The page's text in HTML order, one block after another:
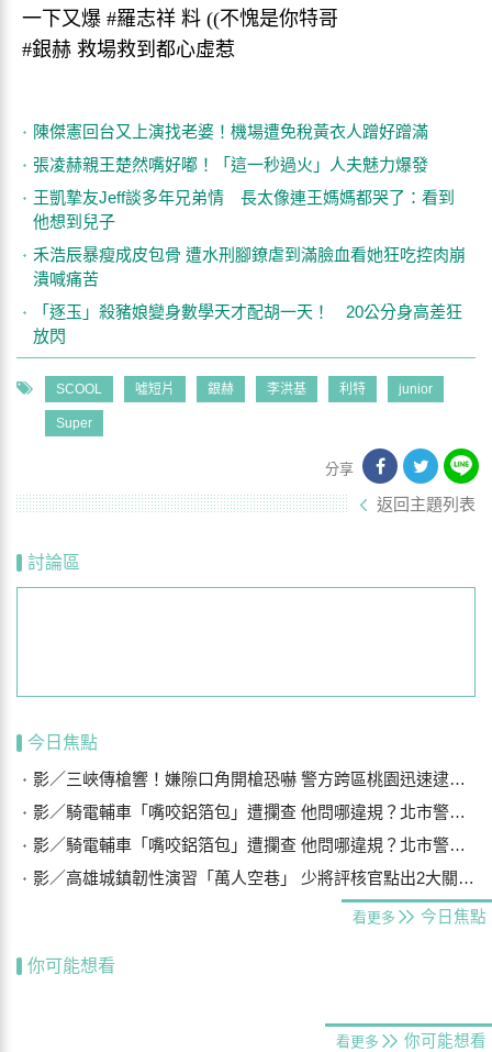
一下又爆 #羅志祥 料 ((不愧是你特哥
#銀赫 救場救到都心虛惹
陳傑憲回台又上演找老婆！機場遭免稅黃衣人蹭好蹭滿
張凌赫親王楚然嘴好嘟！「這一秒過火」人夫魅力爆發
王凱摯友Jeff談多年兄弟情 長太像連王媽媽都哭了：看到
他想到兒子
禾浩辰暴瘦成皮包骨 遭水刑腳鐐虐到滿臉血看她狂吃控肉崩
潰喊痛苦
「逐玉」殺豬娘變身數學天才配胡一天！ 20公分身高差狂
放閃
SCOOL 噓短片 銀赫 李洪基 利特 junior
Super
分享
返回主題列表
討論區
今日焦點
影／三峽傳槍響！嫌隙口角開槍恐嚇 警方跨區桃園迅速逮獲4嫌送辦
影／騎電輔車「嘴咬鋁箔包」遭攔查 他問哪違規？北市警：柔性勸導
影／騎電輔車「嘴咬鋁箔包」遭攔查 他問哪違規？北市警：柔性勸導
影／高雄城鎮韌性演習「萬人空巷」 少將評核官點出2大關鍵待建置
看更多 今日焦點
你可能想看
看更多 你可能想看